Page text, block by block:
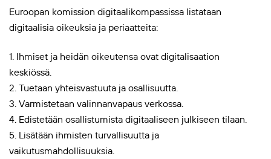
Euroopan komission digitaalikompassissa listataan
digitaalisia oikeuksia ja periaatteita:
1. Ihmiset ja heidän oikeutensa ovat digitalisaation
keskiössä.
2. Tuetaan yhteisvastuuta ja osallisuutta.
3. Varmistetaan valinnanvapaus verkossa.
4. Edistetään osallistumista digitaaliseen julkiseen tilaan.
5. Lisätään ihmisten turvallisuutta ja
vaikutusmahdollisuuksia.